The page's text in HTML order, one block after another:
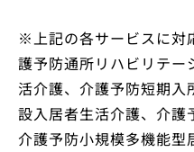
※上記の各サービスに対
護予防通所リハビリテー
活介護、介護予防短期
設入居者生活介護、介護
介護予防小規模多機能